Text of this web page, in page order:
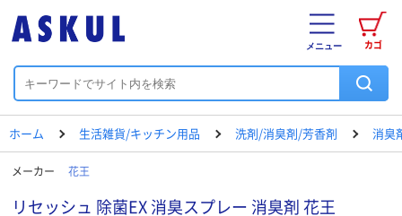
カゴ
メニュー
ホーム 生活雑貨/キッチン用品 洗剤/消臭剤/芳香剤 消臭
メーカー 花王
リセッシュ 除菌EX 消臭スプレー 消臭剤 花王